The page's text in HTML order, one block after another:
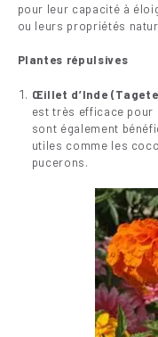
pour leur capacité à
ou leurs propriétés
Plantes répulsives
Œillet d’Inde
est très efficace pour
sont également
utiles comme les
pucerons.